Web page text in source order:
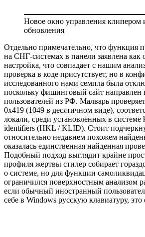
Новое окно управления клипером
обновления
Отдельно примечательно, что функция
на СНГ-системах в панели заявлена как
настройка, что совпадает с нашим
проверка в коде присутствует, но в
исследованного нами семпла была
поскольку фишинговый сайт направлен
пользователей из РФ. Малварь
0x419 (1049 в десятичном виде),
локали, среди установленных в системе
identifiers (HKL / KLID). Стоит
относительно недавнем похожем
оказалась единственная найденная
Подобный подход выглядит крайне
профиля жертвы стилер собирает
о системе, но для функции
ограничился поверхностным анализом
если обычный иностранный
себе в Windows русскую клавиатуру, это